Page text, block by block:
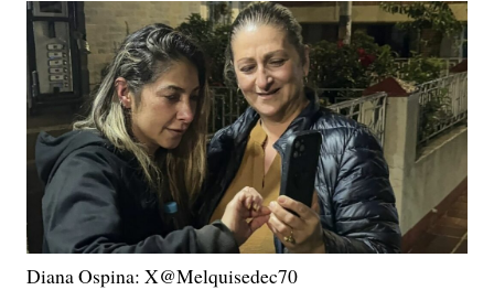
Diana Ospina: X@Melquisedec70